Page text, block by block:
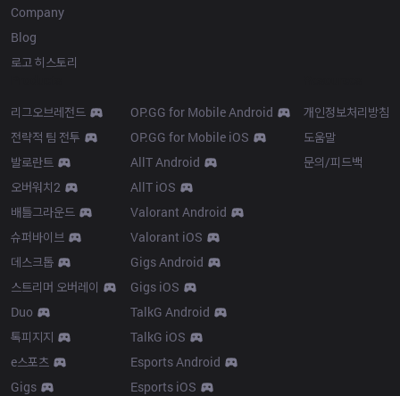
Company
Blog
로고 히스토리
리그오브레전드
전략적 팀 전투
발로란트
오버워치2
배틀그라운드
슈퍼바이브
데스크톱
스트리머 오버레이
Duo
톡피지지
e스포츠
Gigs
OP.GG for Mobile Android
OP.GG for Mobile iOS
AllT Android
AllT iOS
Valorant Android
Valorant iOS
Gigs Android
Gigs iOS
TalkG Android
TalkG iOS
Esports Android
Esports iOS
개인정보처리방침
도움말
문의/피드백